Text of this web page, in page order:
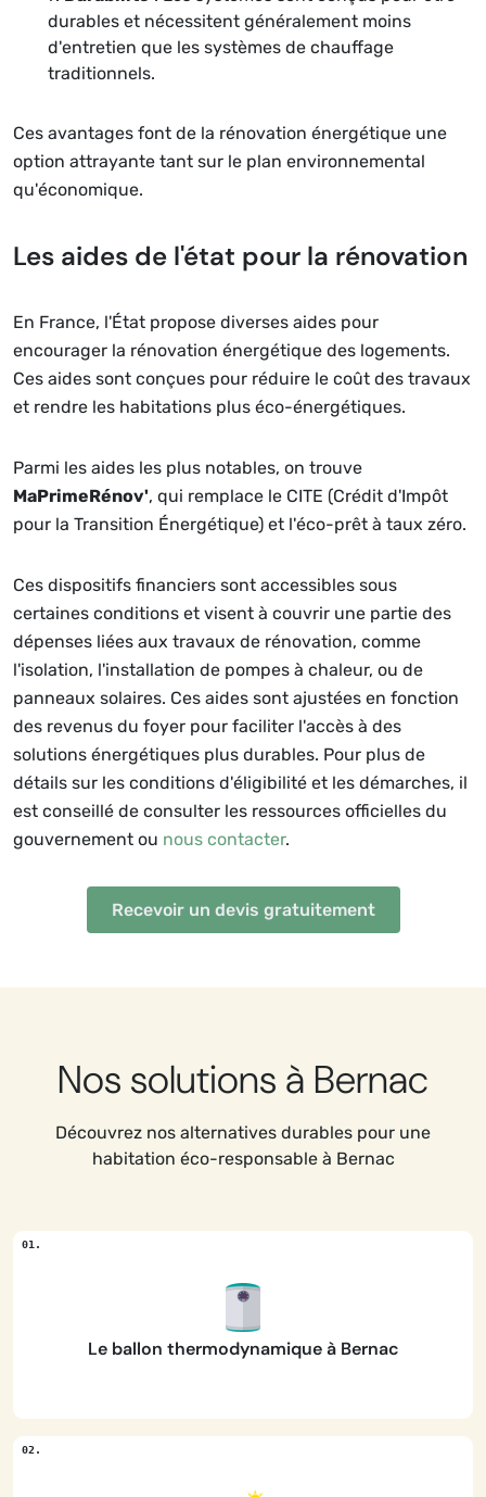
durables et nécessitent généralement moins
d'entretien que les systèmes de chauffage
traditionnels.
Ces avantages font de la rénovation énergétique une
option attrayante tant sur le plan environnemental
qu'économique.
Les aides de l'état pour la rénovation
En France, l'État propose diverses aides pour
encourager la rénovation énergétique des logements.
Ces aides sont conçues pour réduire le coût des travaux
et rendre les habitations plus éco-énergétiques.
Parmi les aides les plus notables, on trouve
MaPrimeRénov', qui remplace le CITE (Crédit d'Impôt
pour la Transition Énergétique) et l'éco-prêt à taux zéro.
Ces dispositifs financiers sont accessibles sous
certaines conditions et visent à couvrir une partie des
dépenses liées aux travaux de rénovation, comme
l'isolation, l'installation de pompes à chaleur, ou de
panneaux solaires. Ces aides sont ajustées en fonction
des revenus du foyer pour faciliter l'accès à des
solutions énergétiques plus durables. Pour plus de
détails sur les conditions d'éligibilité et les démarches, il
est conseillé de consulter les ressources officielles du
gouvernement ou nous contacter.
Recevoir un devis gratuitement
Nos solutions à Bernac
Découvrez nos alternatives durables pour une
habitation éco-responsable à Bernac
Le ballon thermodynamique à Bernac